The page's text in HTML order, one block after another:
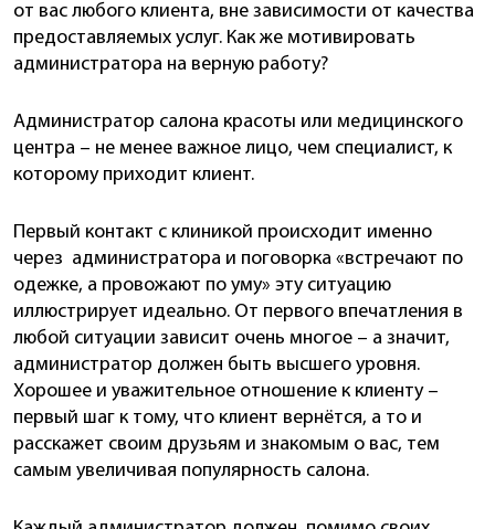
от вас любого клиента, вне зависимости от качества
предоставляемых услуг. Как же мотивировать
администратора на верную работу?
Администратор салона красоты или медицинского
центра – не менее важное лицо, чем специалист, к
которому приходит клиент.
Первый контакт с клиникой происходит именно
через администратора и поговорка «встречают по
одежке, а провожают по уму» эту ситуацию
иллюстрирует идеально. От первого впечатления в
любой ситуации зависит очень многое – а значит,
администратор должен быть высшего уровня.
Хорошее и уважительное отношение к клиенту –
первый шаг к тому, что клиент вернётся, а то и
расскажет своим друзьям и знакомым о вас, тем
самым увеличивая популярность салона.